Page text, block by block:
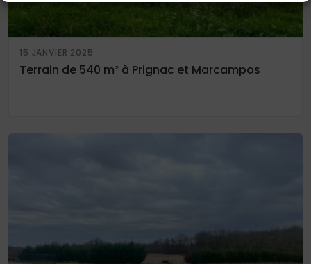
15 JANVIER 2025
Terrain de 540 m² à Prignac et Marcampos